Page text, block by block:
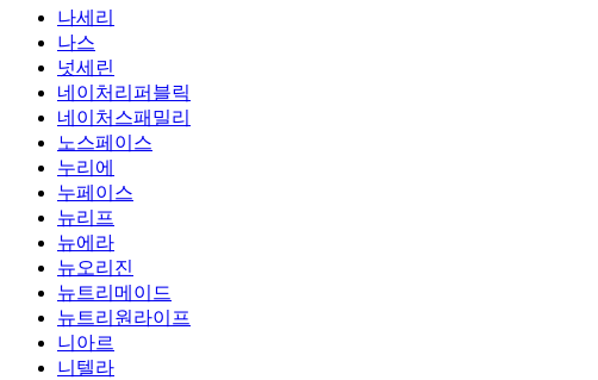
나세리
나스
넛세린
네이처리퍼블릭
네이처스패밀리
노스페이스
누리에
누페이스
뉴리프
뉴에라
뉴오리진
뉴트리메이드
뉴트리원라이프
니아르
니텔라